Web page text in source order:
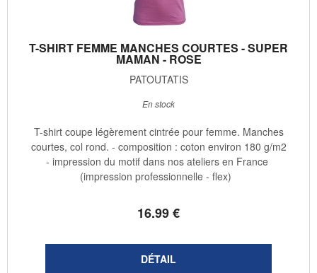
T-SHIRT FEMME MANCHES COURTES - SUPER
MAMAN - ROSE
PATOUTATIS
16.99€
En stock
T-shirt coupe légèrement cintrée pour femme. Manches
courtes, col rond. - composition : coton environ 180 g/m2
- impression du motif dans nos ateliers en France
(impression professionnelle - flex)